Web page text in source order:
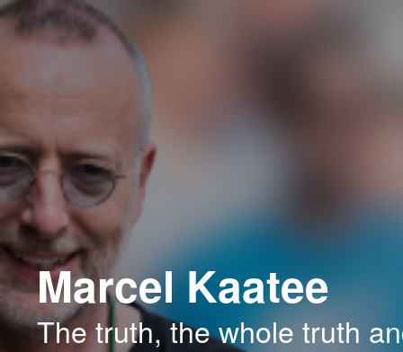
Spring
Spring
Marcel Kaatee
The truth, the whole truth